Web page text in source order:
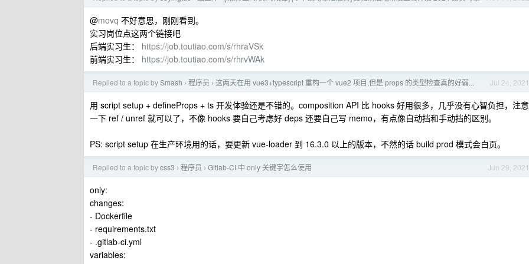
@movq 不好意思，刚刚看到。
实习岗位点这两个链接吧
后端实习生： https://job.toutiao.com/s/rhraVSk
前端实习生： https://job.toutiao.com/s/rhrvWAk
Jul 24, 2021
Replied to a topic bySmash › 程序员 › 这两天在用 vue3+typescript 重构一个 vue2 项目,但是 props 的类型检查真的好弱...
用 script setup + defineProps + ts 开发体验还是不错的。composition API 比 hooks 好用很多，几乎没有心智负担，注意
一下 ref / unref 就可以了，不像 hooks 要自己考虑好 deps 还要自己写 memo，有点像自动挡和手动挡的区别。
PS: script setup 在生产环境用的话，要更新 vue-loader 到 16.3.0 以上的版本，不然的话 build prod 模式会白页。
Jun 29, 2021
Replied to a topic bycss3 › 程序员 › Gitlab-CI 中 only 关键字怎么使用
only:
changes:
- Dockerfile
- requirements.txt
- .gitlab-ci.yml
variables: